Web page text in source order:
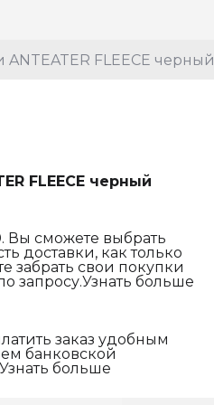
ANTEATER FLEECE черный
FLEECE черный
Вы сможете выбрать
доставки, как только
забрать свои покупки
запросу.Узнать больше
заказ удобным
банковской
больше